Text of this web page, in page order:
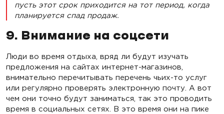
пусть этот срок приходится на тот период, когда
планируется спад продаж.
9. Внимание на соцсети
Люди во время отдыха, вряд ли будут изучать
предложения на сайтах интернет-магазинов,
внимательно перечитывать перечень чьих-то услуг
или регулярно проверять электронную почту. А вот
чем они точно будут заниматься, так это проводить
время в социальных сетях. В это время они на пике